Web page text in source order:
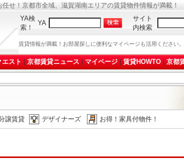
せ！京都市全域、滋賀湖南エリアの賃貸物件情報が満載！
YA検
索！
YA
サイト
内検索
賃貸情報が満載！お部屋探しに便利なマイページも活用ください。
スト 京都賃貸ニュース マイページ 賃貸HOWTO 京都
譲賃貸 デザイナーズ お得！家具付物件！